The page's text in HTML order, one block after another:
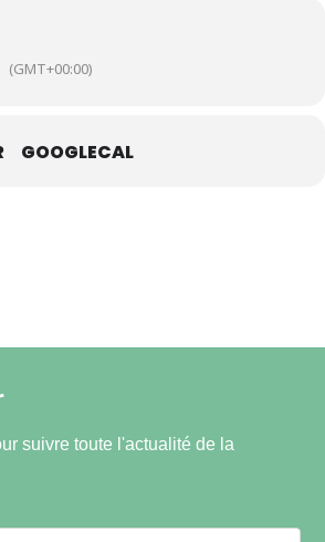
(GMT+00:00)
GOOGLECAL
suivre toute l'actualité de la